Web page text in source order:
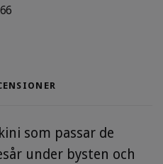
som passar de
under bysten och